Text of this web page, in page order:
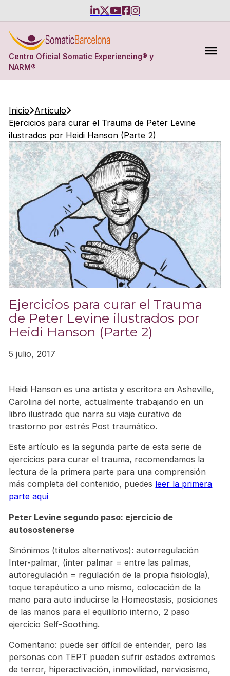
Centro Oficial Somatic Experiencing® y
NARM®
Inicio Artículo
Ejercicios para curar el Trauma de Peter Levine
ilustrados por Heidi Hanson (Parte 2)
Ejercicios para curar el Trauma
de Peter Levine ilustrados por
Heidi Hanson (Parte 2)
5 julio, 2017
Heidi Hanson es una artista y escritora en Asheville,
Carolina del norte, actualmente trabajando en un
libro ilustrado que narra su viaje curativo de
trastorno por estrés Post traumático.
Este artículo es la segunda parte de esta serie de
ejercicios para curar el trauma, recomendamos la
lectura de la primera parte para una comprensión
más completa del contenido, puedes leer la primera
parte aqui
Peter Levine segundo paso: ejercicio de
autosostenerse
Sinónimos (títulos alternativos): autorregulación
Inter-palmar, (inter palmar = entre las palmas,
autoregulación = regulación de la propia fisiología),
toque terapéutico a uno mismo, colocación de la
mano para auto inducirse la Homeostasis, posiciones
de las manos para el equilibrio interno, 2 paso
ejercicio Self-Soothing.
Comentario: puede ser difícil de entender, pero las
personas con TEPT pueden sufrir estados extremos
de terror, hiperactivación, inmovilidad, nerviosismo,